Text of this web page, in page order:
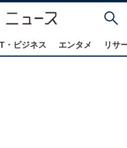
・ビジネス エンタメ リサ